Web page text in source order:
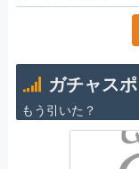
ガチャス
もう引いた？